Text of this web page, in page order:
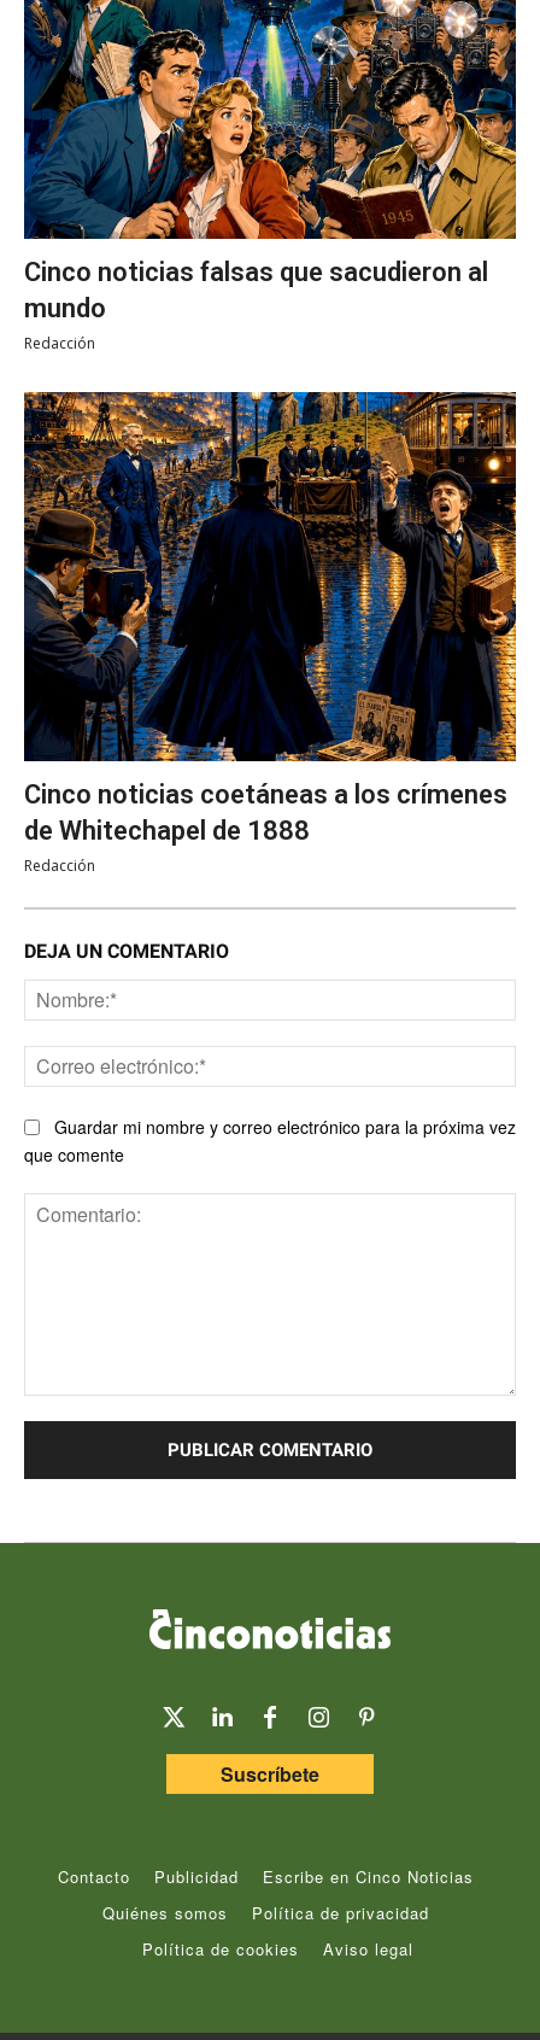
Cinco noticias falsas que sacudieron al
mundo
Redacción
Cinco noticias coetáneas a los crímenes
de Whitechapel de 1888
Redacción
DEJA UN COMENTARIO
Guardar mi nombre y correo electrónico para la próxima vez
que comente
Suscríbete
Contacto Publicidad
Escribe en Cinco Noticias
Quiénes somos
Política de privacidad
Política de cookies
Aviso legal